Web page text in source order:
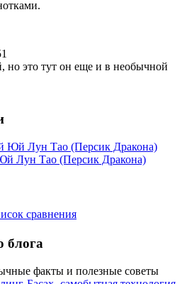
это тут он еще и в необычной
Лун Тао (Персик Дракона)
сравнения
блога
факты и полезные советы